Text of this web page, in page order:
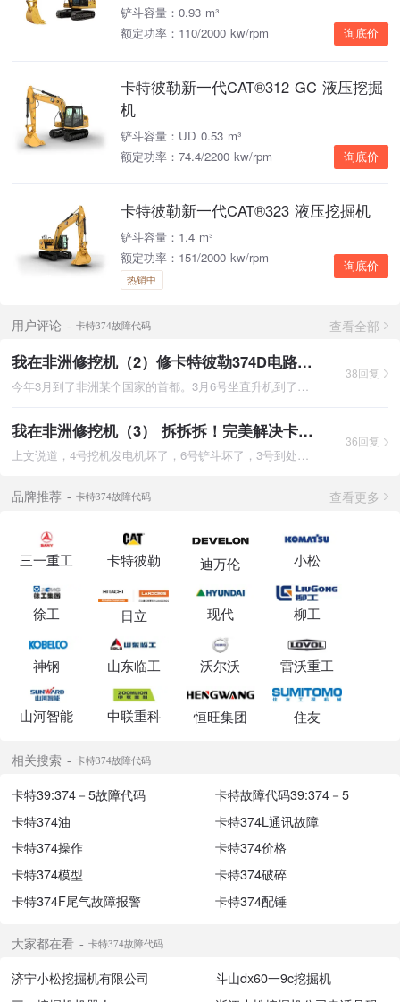
铲斗容量：0.93 m³
额定功率：110/2000 kw/rpm
询底价
卡特彼勒新一代CAT®312 GC 液压挖掘
机
铲斗容量：UD 0.53 m³
额定功率：74.4/2200 kw/rpm
询底价
卡特彼勒新一代CAT®323 液压挖掘机
铲斗容量：1.4 m³
额定功率：151/2000 kw/rpm
热销中
询底价
用户评论 卡特374故障代码 查看全部
我在非洲修挖机（2）修卡特彼勒374D电路 遇上坑爹老外！（删减版）
今年3月到了非洲某个国家的首都。3月6号坐直升机到了矿山上，第
38回复
我在非洲修挖机（3） 拆拆拆！完美解决卡特彼勒374D发电机及空调问题
上文说道，4号挖机发电机坏了，6号铲斗坏了，3号到处漏油。老外
36回复
品牌推荐 卡特374故障代码 查看更多
三一重工 卡特彼勒 迪万伦 小松
徐工 日立 现代 柳工
神钢 山东临工 沃尔沃 雷沃重工
山河智能 中联重科 恒旺集团 住友
相关搜索 卡特374故障代码
卡特39:374－5故障代码
卡特故障代码39:374－5
卡特374油
卡特374L通讯故障
卡特374操作
卡特374价格
卡特374模型
卡特374破碎
卡特374F尾气故障报警
卡特374配锤
大家都在看 卡特374故障代码
济宁小松挖掘机有限公司
斗山dx60一9c挖掘机